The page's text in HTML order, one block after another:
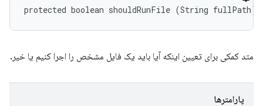
protected boolean shouldRunFile (String fullPath)
متد کمکی برای تعیین اینکه آیا باید یک فایل مشخص را اجرا کنیم یا خیر.
پارامترها